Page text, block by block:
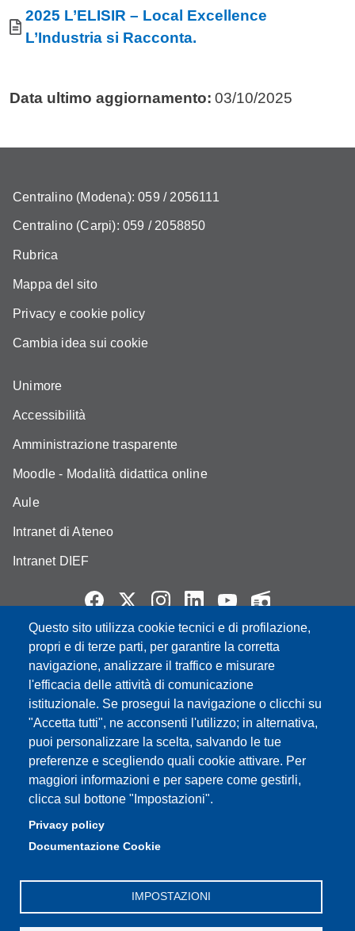
Allegati
Documento
2025 L’ELISIR – Local Excellence
L’Industria si Racconta.
Data ultimo aggiornamento: 03/10/2025
Questo sito utilizza cookie tecnici e di profilazione,
propri e di terze parti, per garantire la corretta
navigazione, analizzare il traffico e misurare
l'efficacia delle attività di comunicazione
istituzionale. Se prosegui la navigazione o clicchi su
"Accetta tutti", ne acconsenti l'utilizzo; in alternativa,
puoi personalizzare la scelta, salvando le tue
preferenze e scegliendo quali cookie attivare. Per
maggiori informazioni e per sapere come gestirli,
clicca sul bottone "Impostazioni".
Privacy policy
Documentazione Cookie
IMPOSTAZIONI
Centralino (Modena): 059 / 2056111
Centralino (Carpi): 059 / 2058850
Rubrica
Mappa del sito
Privacy e cookie policy
Cambia idea sui cookie
Unimore
Accessibilità
Amministrazione trasparente
Moodle - Modalità didattica online
Aule
Intranet di Ateneo
Intranet DIEF
Partita IVA: 00427620364
e-mail: urp@unimore.it
PEC: primo contatto: urp@pec.unimore.it
Indirizzo ReGIndE per notifica Atti Processuali:
direzionelegale@pec.unimore.it
Sede di Modena: Via Università 4, 41121 Modena, Tel. 059
2056511 - Fax 059 245156
Sede di Reggio Emilia : Viale A. Allegri 9, 42121 Reggio
Emilia, Tel. 0522 523041 - Fax 0522 523045